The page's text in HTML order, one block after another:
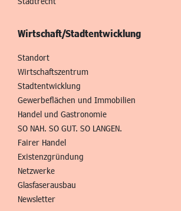
Wirtschaft/Stadtentwicklung
Standort
Wirtschaftszentrum
Stadtentwicklung
Gewerbeflächen und Immobilien
Handel und Gastronomie
SO NAH. SO GUT. SO LANGEN.
Fairer Handel
Existenzgründung
Netzwerke
Glasfaserausbau
Newsletter